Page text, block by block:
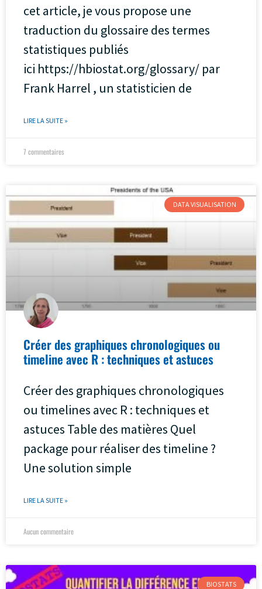
cet article, je vous propose une
traduction du glossaire des termes
statistiques publiés
ici https://hbiostat.org/glossary/ par
Frank Harrel , un statisticien de
LIRE LA SUITE »
7 commentaires
DATA VISUALISATION
Créer des graphiques chronologiques ou
timeline avec R : techniques et astuces
Créer des graphiques chronologiques
ou timelines avec R : techniques et
astuces Table des matières Quel
package pour réaliser des timeline ?
Une solution simple
LIRE LA SUITE »
Aucun commentaire
BIOSTATS